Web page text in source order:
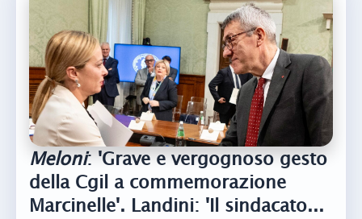
Meloni: 'Grave e vergognoso gesto
della Cgil a commemorazione
Marcinelle'. Landini: 'Il sindacato...